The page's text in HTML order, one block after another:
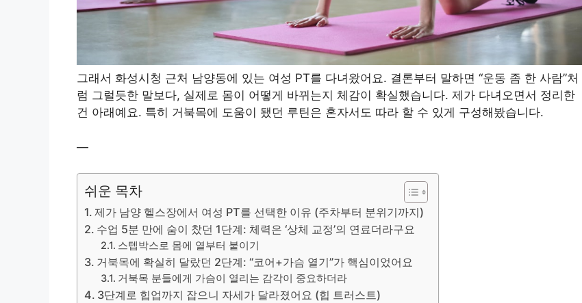
그래서 화성시청 근처 남양동에 있는 여성 PT를 다녀왔어요. 결론부터 말하면 “운동 좀 한 사람”처
럼 그럴듯한 말보다, 실제로 몸이 어떻게 바뀌는지 체감이 확실했습니다. 제가 다녀오면서 정리한
건 아래예요. 특히 거북목에 도움이 됐던 루틴은 혼자서도 따라 할 수 있게 구성해봤습니다.
—
쉬운 목차
제가 남양 헬스장에서 여성 PT를 선택한 이유 (주차부터 분위기까지)
수업 5분 만에 숨이 찼던 1단계: 체력은 ‘상체 교정’의 연료더라구요
스텝박스로 몸에 열부터 붙이기
거북목에 확실히 달랐던 2단계: “코어+가슴 열기”가 핵심이었어요
거북목 분들에게 가슴이 열리는 감각이 중요하더라
3단계로 힙업까지 잡으니 자세가 달라졌어요 (힙 트러스트)